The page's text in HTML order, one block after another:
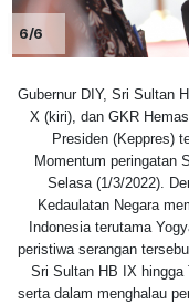
6/6
Gubernur DIY, Sri Sultan
X (kiri), dan GKR
Presiden (Keppres)
Momentum peringatan
Selasa (1/3/2022).
Kedaulatan Negara
Indonesia terutama
peristiwa serangan
Sri Sultan HB IX
serta dalam menghalau